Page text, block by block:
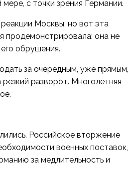
с точки зрения Германии.
Москвы, но вот эта
продемонстрировала: она не
обрушения.
за очередным, уже прямым,
разворот. Многолетняя
Российское вторжение
военных поставок,
за медлительность и